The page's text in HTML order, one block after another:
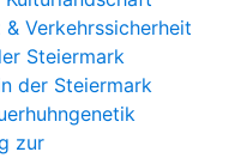
Verkehrssicherheit
Steiermark
der Steiermark
zur